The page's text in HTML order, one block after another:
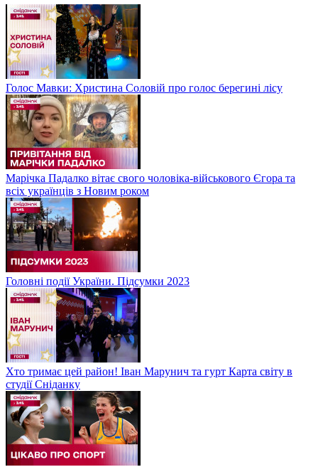
Голос Мавки: Христина Соловій про голос берегині лісу
Марічка Падалко вітає свого чоловіка-військового Єгора та
всіх українців з Новим роком
Головні події України. Підсумки 2023
Хто тримає цей район! Іван Марунич та гурт Карта світу в
студії Сніданку